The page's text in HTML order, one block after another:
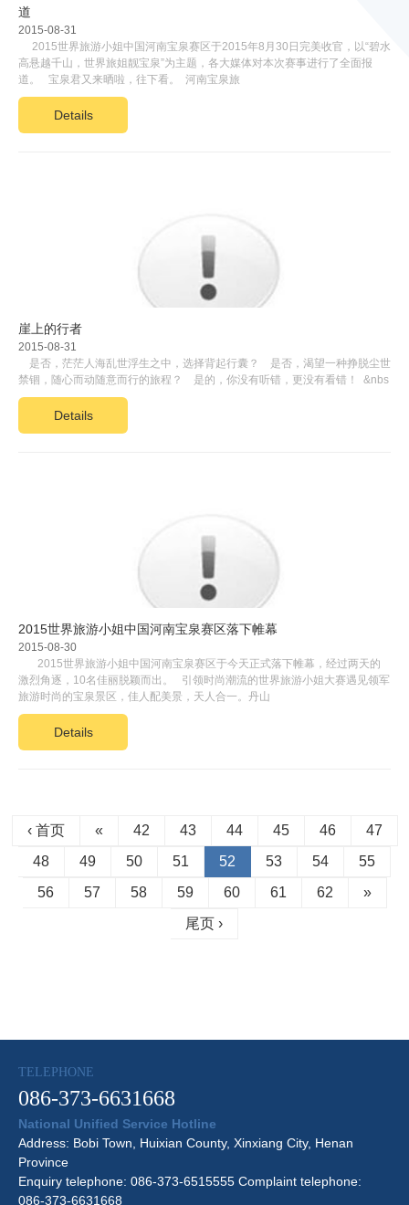
道
2015-08-31
2015世界旅游小姐中国河南宝泉赛区于2015年8月30日完美收官，以“碧水
高悬越千山，世界旅姐靓宝泉”为主题，各大媒体对本次赛事进行了全面报
道。 宝泉君又来晒啦，往下看。 河南宝泉旅
Details
崖上的行者
2015-08-31
是否，茫茫人海乱世浮生之中，选择背起行囊？ 是否，渴望一种挣脱尘世
禁锢，随心而动随意而行的旅程？ 是的，你没有听错，更没有看错！ &nbs
Details
2015世界旅游小姐中国河南宝泉赛区落下帷幕
2015-08-30
2015世界旅游小姐中国河南宝泉赛区于今天正式落下帷幕，经过两天的
激烈角逐，10名佳丽脱颖而出。 引领时尚潮流的世界旅游小姐大赛遇见领军
旅游时尚的宝泉景区，佳人配美景，天人合一。丹山
Details
‹ 首页 « 42 43 44 45 46
47
48
49 50 51 52 53 54
55
56
57 58 59 60 61 62
»
尾页 ›
TELEPHONE
086-373-6631668
National Unified Service Hotline
Address: Bobi Town, Huixian County, Xinxiang City, Henan
Province
Enquiry telephone: 086-373-6515555 Complaint telephone:
086-373-6631668